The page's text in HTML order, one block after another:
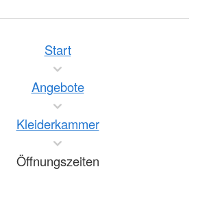
Start
Angebote
Kleiderkammer
Öffnungszeiten